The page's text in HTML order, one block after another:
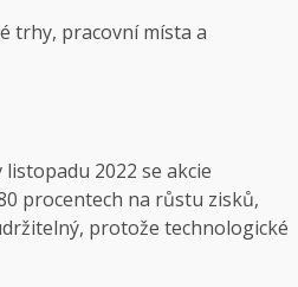
trhy, pracovní místa a
2022 se akcie
procentech na růstu zisků,
protože technologické